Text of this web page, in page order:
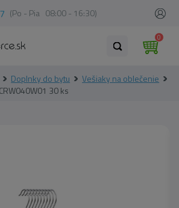
(Po - Pia 08:00 - 16:30)
0
Doplnky do bytu
Vešiaky na oblečenie
30 ks